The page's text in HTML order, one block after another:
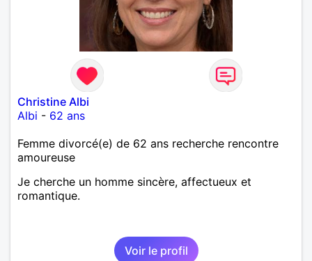
Christine Albi
Albi - 62 ans
Femme divorcé(e) de 62 ans recherche rencontre
amoureuse
Je cherche un homme sincère, affectueux et
romantique.
Voir le profil